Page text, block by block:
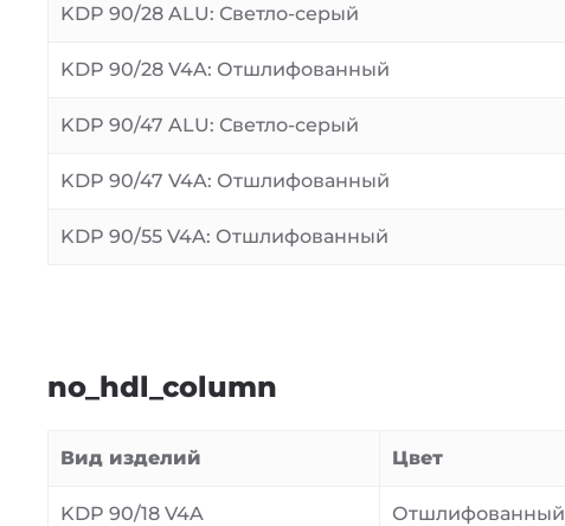
KDP 90/28 ALU: Светло-серый
KDP 90/28 V4A: Отшлифованный
KDP 90/47 ALU: Светло-серый
KDP 90/47 V4A: Отшлифованный
KDP 90/55 V4A: Отшлифованный
no_hdl_column
Вид изделий Цвет
KDP 90/18 V4A Отшлифованный